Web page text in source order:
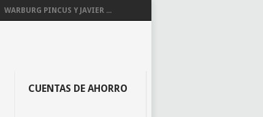
WARBURG PINCUS Y JAVIER ...
CUENTAS DE AHORRO